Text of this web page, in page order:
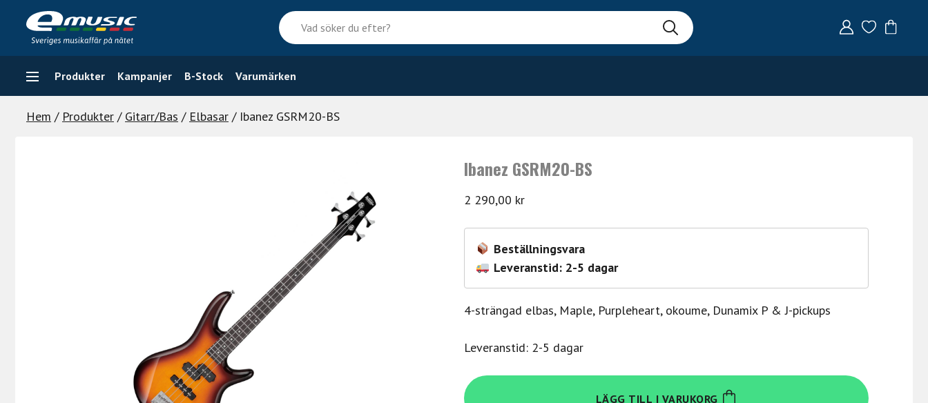
content
Vad
söker
du
efter?
Produkter Kampanjer B-Stock Varumärken
Hem / Produkter / Gitarr/Bas / Elbasar / Ibanez GSRM20-BS
Ibanez GSRM20-BS
2 290,00 kr
Beställningsvara
Leveranstid: 2-5 dagar
4-strängad elbas, Maple, Purpleheart, okoume, Dunamix P & J-pickups
Leveranstid: 2-5 dagar
Ibanez
LÄGG TILL I VARUKORG